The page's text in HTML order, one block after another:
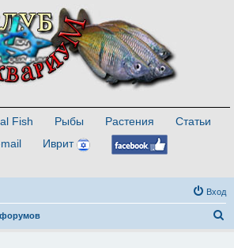
Fish Рыбы Растения
Статьи
Иврит
Вход